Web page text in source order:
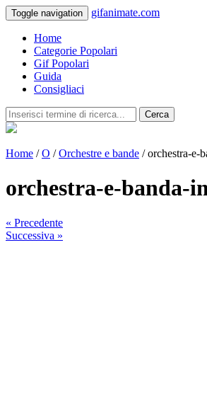
Toggle navigation gifanimate.com
Home
Categorie Popolari
Gif Popolari
Guida
Consigliaci
Cerca
Home /O /Orchestre e bande / orchestra-e-
orchestra-e-banda-
« Precedente
Successiva »